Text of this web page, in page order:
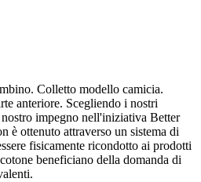
Colletto modello camicia.
anteriore. Scegliendo i nostri
impegno nell'iniziativa Better
è ottenuto attraverso un sistema di
fisicamente ricondotto ai prodotti
beneficiano della domanda di